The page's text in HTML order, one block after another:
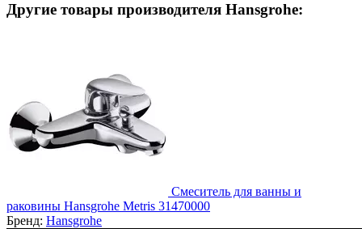
Другие товары производителя Hansgrohe:
Смеситель для ванны и
раковины Hansgrohe Metris 31470000
Бренд: Hansgrohe